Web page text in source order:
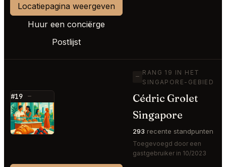
Locatiepagina weergeven
Huur een conciërge
Postlijst
#19 —
⭐
—
RANG 19 IN HET
SINGAPORE-GEBIED
Cédric Grolet
Singapore
293 recente standpunten
Toegevoegd door een
gastgebruiker in 10/2023